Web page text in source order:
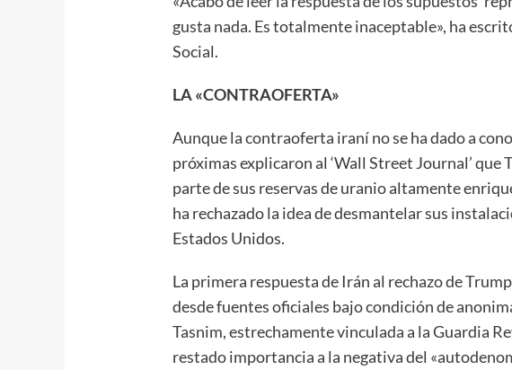
gusta nada. Es totalmente inaceptable», ha
Social.
LA «CONTRAOFERTA»
Aunque la contraoferta iraní no se ha dado a
próximas explicaron al ‘Wall Street Journal’
parte de sus reservas de uranio altamente
ha rechazado la idea de desmantelar sus
Estados Unidos.
La primera respuesta de Irán al rechazo de
desde fuentes oficiales bajo condición de
Tasnim, estrechamente vinculada a la Guardia
restado importancia a la negativa del